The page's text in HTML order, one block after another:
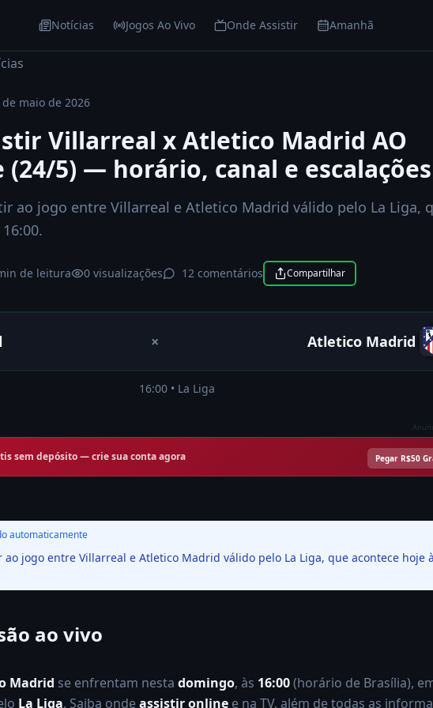
Notícias Jogos Ao Vivo Onde Assistir Amanhã
Onde Assistir
de maio de 2026
Villarreal x Atletico Madrid AO
(24/5) — horário, canal e escalações
ao jogo entre Villarreal e Atletico Madrid válido pelo La Liga,
de leitura 0 visualizações 12 comentários Compartilhar
× Atletico Madrid
16:00 • La Liga
sem depósito — crie sua conta agora Pegar R$50
xAtletico Madrid
16:00•La Liga
automaticamente
ao jogo entre Villarreal e Atletico Madrid válido pelo La Liga, que acontece hoje
ao vivo
Madrid se enfrentam nesta domingo, às 16:00(horário de Brasília),
La Liga. Saiba ondeassistir online e na TV, além de todas as